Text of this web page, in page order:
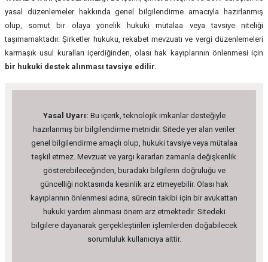
yasal düzenlemeler hakkında genel bilgilendirme amacıyla hazırlanmış
olup, somut bir olaya yönelik hukuki mütalaa veya tavsiye niteliği
taşımamaktadır. Şirketler hukuku, rekabet mevzuatı ve vergi düzenlemeleri
karmaşık usul kuralları içerdiğinden, olası hak kayıplarının önlenmesi için
bir hukuki destek alınması tavsiye edilir.
Yasal Uyarı: Bu içerik, teknolojik imkanlar desteğiyle
hazırlanmış bir bilgilendirme metnidir. Sitede yer alan veriler
genel bilgilendirme amaçlı olup, hukuki tavsiye veya mütalaa
teşkil etmez. Mevzuat ve yargı kararları zamanla değişkenlik
gösterebileceğinden, buradaki bilgilerin doğruluğu ve
güncelliği noktasında kesinlik arz etmeyebilir. Olası hak
kayıplarının önlenmesi adına, sürecin takibi için bir avukattan
hukuki yardım alınması önem arz etmektedir. Sitedeki
bilgilere dayanarak gerçekleştirilen işlemlerden doğabilecek
sorumluluk kullanıcıya aittir.